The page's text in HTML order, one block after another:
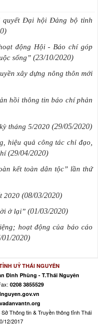
quyết Đại hội Đảng bộ tỉnh
động Hội - Báo chí góp
sống” (23/10/2020)
xây dựng nông thôn mới
hồi thông tin báo chí phản
tháng 5/2020 (29/05/2020)
hiệu quả công tác chỉ đạo,
(29/04/2020)
kết toàn dân tộc” lần thứ
2020 (08/03/2020)
ở lại” (01/03/2020)
hoạt động của báo cáo
01/2020)
UỶ THÁI NGUYÊN
Đình Phùng - T.Thái Nguyên
0208 3855529
Thông tin & Truyền thông tỉnh Thái
12/2017